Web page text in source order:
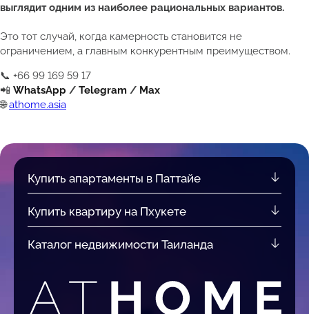
выглядит одним из наиболее рациональных вариантов.
Это тот случай, когда камерность становится не
ограничением, а главным конкурентным преимуществом.
📞 +66 99 169 59 17
📲 WhatsApp / Telegram / Max
🌐 athome.asia
Купить апартаменты в Паттайе
Купить квартиру на Пхукете
Каталог недвижимости Таиланда